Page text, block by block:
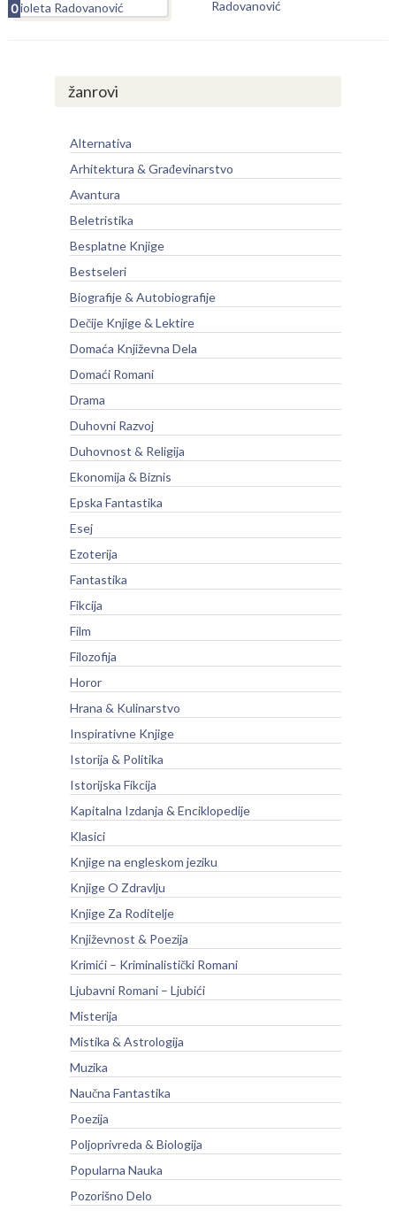
0 Radovanović
žanrovi
Alternativa
Arhitektura & Građevinarstvo
Avantura
Beletristika
Besplatne Knjige
Bestseleri
Biografije & Autobiografije
Dečije Knjige & Lektire
Domaća Književna Dela
Domaći Romani
Drama
Duhovni Razvoj
Duhovnost & Religija
Ekonomija & Biznis
Epska Fantastika
Esej
Ezoterija
Fantastika
Fikcija
Film
Filozofija
Horor
Hrana & Kulinarstvo
Inspirativne Knjige
Istorija & Politika
Istorijska Fikcija
Kapitalna Izdanja & Enciklopedije
Klasici
Knjige na engleskom jeziku
Knjige O Zdravlju
Knjige Za Roditelje
Književnost & Poezija
Krimići – Kriminalistički Romani
Ljubavni Romani – Ljubići
Misterija
Mistika & Astrologija
Muzika
Naučna Fantastika
Poezija
Poljoprivreda & Biologija
Popularna Nauka
Pozorišno Delo